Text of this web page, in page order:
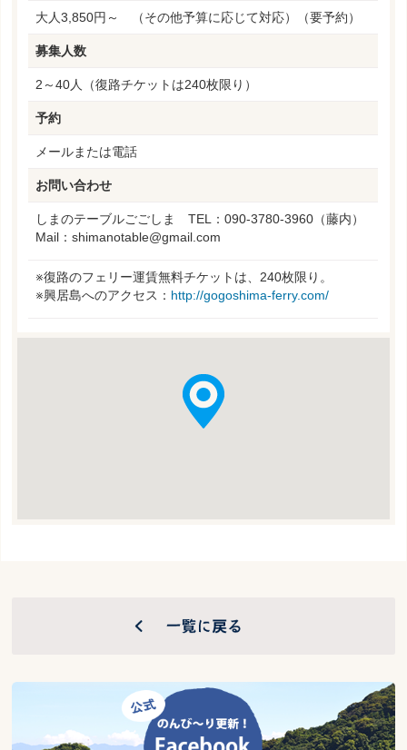
大人3,850円～ （その他予算に応じて対応）（要予約）
募集人数
2～40人（復路チケットは240枚限り）
予約
メールまたは電話
お問い合わせ
しまのテーブルごごしまTEL：090-3780-3960（藤内）
Mail：shimanotable@gmail.com
※復路のフェリー運賃無料チケットは、240枚限り。
※興居島へのアクセス： http://gogoshima-ferry.com/